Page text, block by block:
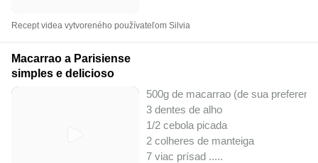
Recept videa vytvoreného používateľom Silvia
Macarrao a Parisiense
simples e delicioso
500g de macarrao (de sua
3 dentes de alho
1/2 cebola picada
2 colheres de manteiga
7 viac prísad .....